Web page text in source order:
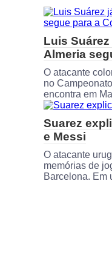
Luis
Almeria
O atacante
no
encontra em
Suarez
e Messi
O atacante
memórias de
Barcelona. Em